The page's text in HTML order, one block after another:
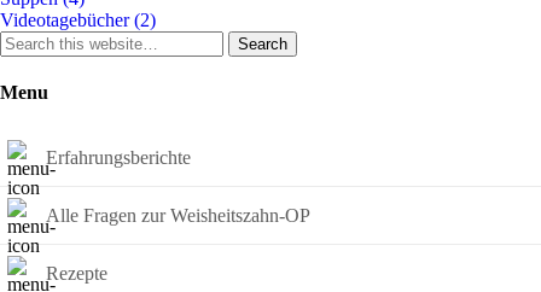
Videotagebücher(2)
Search
Menu
Erfahrungsberichte
Alle Fragen zur Weisheitszahn-OP
Rezepte